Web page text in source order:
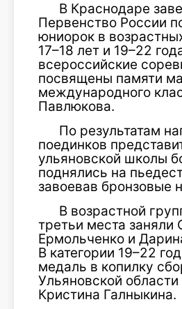
В Краснодаре
Первенство России
юниорок в
17–18 лет и 19–22
всероссийские
посвящены памяти
международного
Павлюкова.
По результатам
поединков
ульяновской школы
поднялись на
завоевав бронзовые
В возрастной
третьи места заняли
Ермольченко и
В категории 19–22
медаль в копилку
Ульяновской
Кристина Галныкина.